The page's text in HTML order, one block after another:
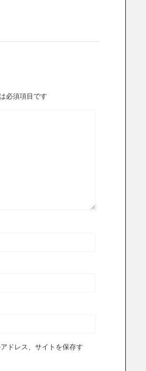
必須項目です
ドレス、サイトを保存す